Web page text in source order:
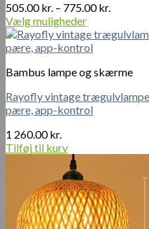
kan
vælges
på
varesiden
505.00kr. – 775.00kr.
til
Vælg muligheder
Dette
vare
flere
Mulighederne
kan
på
varesiden
Bambus lampe og skærme
Rayofly vintage
pære, app-kontrol
1 260.00kr.
Tilføj til kurv